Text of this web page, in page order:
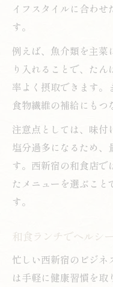
イフスタイルに合わせ
す。
例えば、魚介類を主菜
り入れることで、た
率よく摂取できます
食物繊維の補給にもつ
注意点としては、味付
塩分過多になるため
す。西新宿の和食店で
たメニューを選ぶこと
す。
和食ランチでヘルシ
忙しい西新宿のビジネ
は手軽に健康習慣を取